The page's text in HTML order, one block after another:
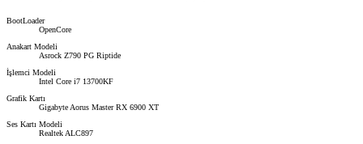
BootLoader
OpenCore
Anakart Modeli
Asrock Z790 PG Riptide
İşlemci Modeli
Intel Core i7 13700KF
Grafik Kartı
Gigabyte Aorus Master RX 6900 XT
Ses Kartı Modeli
Realtek ALC897